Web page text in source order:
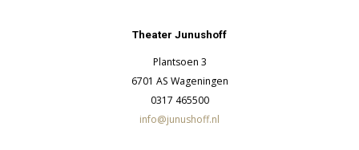
Theater Junushoff
Plantsoen 3
6701 AS Wageningen
0317 465500
info@junushoff.nl